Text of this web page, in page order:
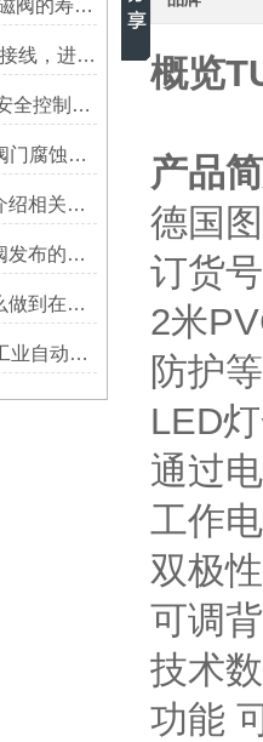
要怎么维护日本SMC电磁阀的寿命时间延长
德国FESTO电磁阀怎么接线，进气和出气工作步骤
德国PILZ继电器是工业安全控制的守护者​
BURKERT电磁阀对付阀门腐蚀问题，记住这九大防腐小妙招！
UNIVER电磁阀的维护介绍相关情况
| 深度解密FESTO电磁阀发布的三款仿生机器人
ASCO防爆电磁阀要怎么做到在低温环境下运行？
德国REXROTH电机在工业自动化中的应用与优势有哪些？
概览
产品
德国
订货
2米
防护
LED
通过
工作
双极
可调
技术
功能